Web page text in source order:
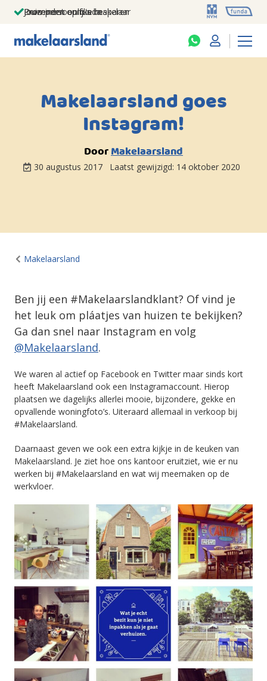
Jouw persoonlijke makelaar
Duizenden euro's besparen
Prominent op funda
Makelaarsland goes
Instagram!
DoorMakelaarsland
30 augustus 2017 Laatst gewijzigd: 14 oktober 2020
Makelaarsland
Ben jij een #Makelaarslandklant? Of vind je
het leuk om pláatjes van huizen te bekijken?
Ga dan snel naar Instagram en volg
@Makelaarsland.
We waren al actief op Facebook en Twitter maar sinds kort
heeft Makelaarsland ook een Instagramaccount. Hierop
plaatsen we dagelijks allerlei mooie, bijzondere, gekke en
opvallende woningfoto’s. Uiteraard allemaal in verkoop bij
#Makelaarsland.
Daarnaast geven we ook een extra kijkje in de keuken van
Makelaarsland. Je ziet hoe ons kantoor eruitziet, wie er nu
werken bij #Makelaarsland en wat wij meemaken op de
werkvloer.